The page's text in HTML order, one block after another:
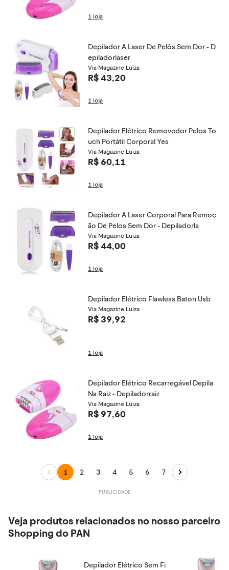
1 loja
Depilador A Laser De Pelôs Sem Dor - D
epiladorlaser
Via Magazine Luiza
R$ 43,20
1 loja
Depilador Elétrico Removedor Pelos To
uch Portátil Corporal Yes
Via Magazine Luiza
R$ 60,11
1 loja
Depilador A Laser Corporal Para Remoç
ão De Pelos Sem Dor - Depiladorla
Via Magazine Luiza
R$ 44,00
1 loja
Depilador Elétrico Flawless Baton Usb
Via Magazine Luiza
R$ 39,92
1 loja
Depilador Elétrico Recarregável Depila
Na Raiz - Depiladorraiz
Via Magazine Luiza
R$ 97,60
1 loja
1 2 3 4 5 6 7
Veja produtos relacionados no nosso parceiro
Shopping do PAN
Depilador Elétrico Sem Fi